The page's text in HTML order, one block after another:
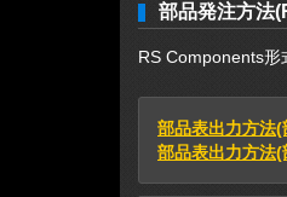
部品発注方法
RS Components形
部品表出力方法
部品表出力方法